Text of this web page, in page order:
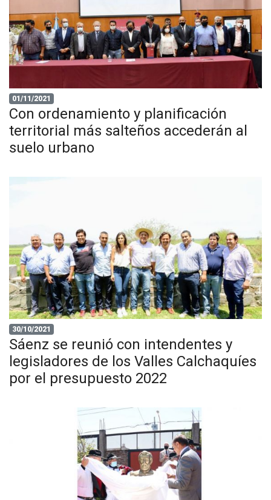
01/11/2021
Con ordenamiento y planificación
territorial más salteños accederán al
suelo urbano
30/10/2021
Sáenz se reunió con intendentes y
legisladores de los Valles Calchaquíes
por el presupuesto 2022